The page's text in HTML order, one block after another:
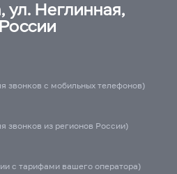
ул. Неглинная,
звонков с мобильных телефонов)
звонков из регионов России)
с тарифами вашего оператора)